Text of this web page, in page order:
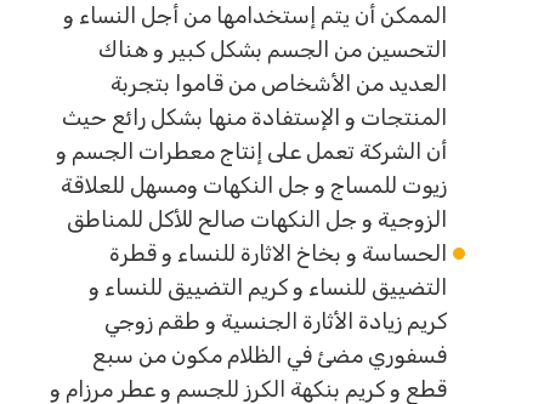
الممكن أن يتم إستخدامها من أجل النساء و
التحسين من الجسم بشكل كبير و هناك
العديد من الأشخاص من قاموا بتجربة
المنتجات و الإستفادة منها بشكل رائع حيث
أن الشركة تعمل على إنتاج معطرات الجسم و
زيوت للمساج و جل النكهات ومسهل للعلاقة
الزوجية و جل النكهات صالح للأكل للمناطق
الحساسة و بخاخ الاثارة للنساء و قطرة
التضييق للنساء و كريم التضييق للنساء و
كريم زيادة الأثارة الجنسية و طقم زوجي
فسفوري مضئ في الظلام مكون من سبع
قطع و كريم بنكهة الكرز للجسم و عطر مرزام و